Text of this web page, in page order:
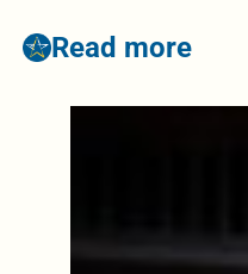
Read more